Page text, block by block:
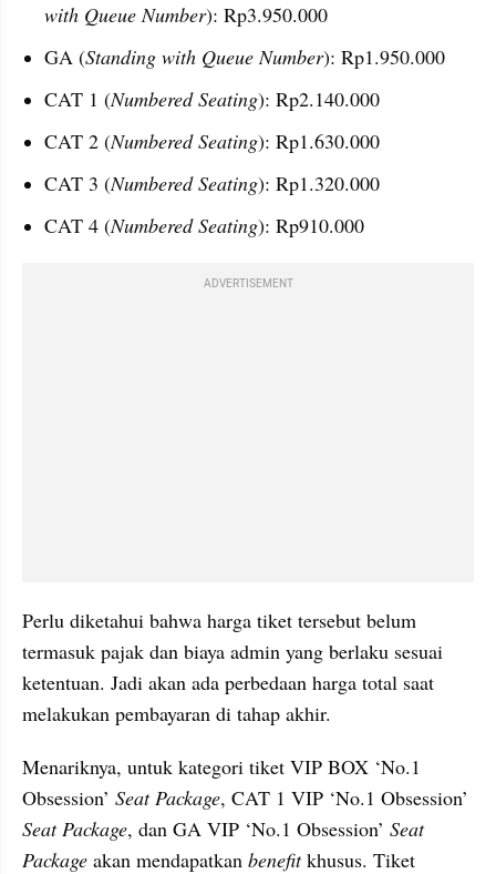
with Queue Number): Rp3.950.000
GA (Standing with Queue Number): Rp1.950.000
CAT 1 (Numbered Seating): Rp2.140.000
CAT 2 (Numbered Seating): Rp1.630.000
CAT 3 (Numbered Seating): Rp1.320.000
CAT 4 (Numbered Seating): Rp910.000
ADVERTISEMENT
Perlu diketahui bahwa harga tiket tersebut belum
termasuk pajak dan biaya admin yang berlaku sesuai
ketentuan. Jadi akan ada perbedaan harga total saat
melakukan pembayaran di tahap akhir.
Menariknya, untuk kategori tiket VIP BOX ‘No.1
Obsession’ Seat Package
Seat Package, dan GA VIP ‘No.1 Obsession’ Seat
Package akan mendapatkan benefit khusus. Tiket